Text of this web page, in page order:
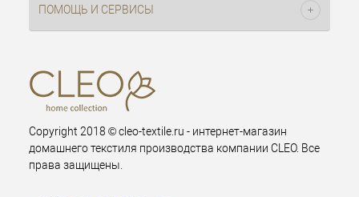
ПОМОЩЬ И СЕРВИСЫ
Copyright 2018 © cleo-textile.ru - интернет-магазин
домашнего текстиля производства компании CLEO. Все
права защищены.